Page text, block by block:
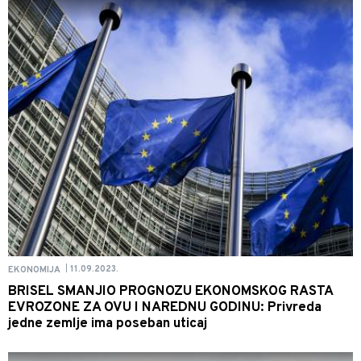
EKONOMIJA 11.09.2023.
BRISEL SMANJIO PROGNOZU EKONOMSKOG RASTA
EVROZONE ZA OVU I NAREDNU GODINU: Privreda
jedne zemlje ima poseban uticaj